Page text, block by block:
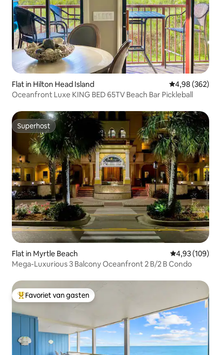
Flat in Hilton Head Island Gemiddelde
4,98 (362)
Oceanfront Luxe KING BED 65TV Beach Bar Pickleball
Superhost
Superhost
Flat in Myrtle Beach Gemiddelde
4,93 (109)
Mega-Luxurious 3 Balcony Oceanfront 2 B/2 B Condo
Topfavoriet van gasten
Favoriet van gasten